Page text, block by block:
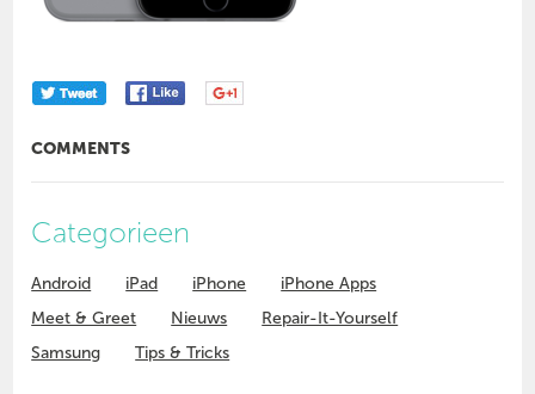
COMMENTS
Categorieen
Android iPad iPhone
iPhone Apps
Meet & Greet
Nieuws
Repair-It-Yourself
Samsung
Tips & Tricks